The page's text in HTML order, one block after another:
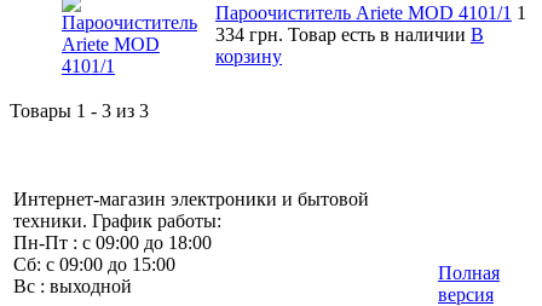
Пароочиститель Ariete MOD 4101/1 1
334 грн. Товар есть в наличии В
корзину
Товары 1 - 3 из 3
Интернет-магазин электроники и бытовой
техники. График работы:
Пн-Пт : с 09:00 до 18:00
Сб: с 09:00 до 15:00
Вс : выходной
Полная
версия